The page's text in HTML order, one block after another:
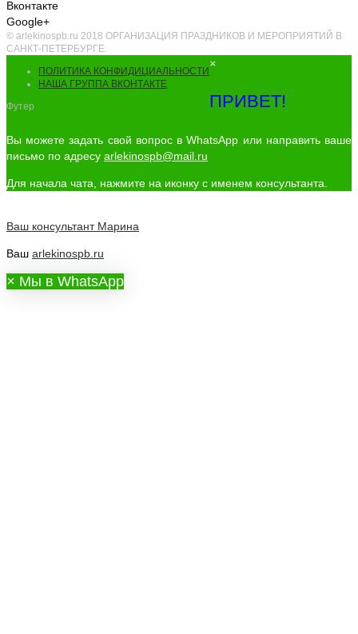
Вконтакте
Google+
© arlekinospb.ru 2018 ОРГАНИЗАЦИЯ ПРАЗДНИКОВ И МЕРОПРИЯТИЙ В
САНКТ-ПЕТЕРБУРГЕ.
ПОЛИТИКА КОНФИДИЦИАЛЬНОСТИ
НАША ГРУППА ВКОНТАКТЕ
Футер
×
ПРИВЕТ!
Вы можете задать свой вопрос в WhatsApp или направить ваше
письмо по адресу arlekinospb@mail.ru
Для начала чата, нажмите на иконку с именем консультанта.
Ваш консультант Марина
Ваш arlekinospb.ru
× Мы в WhatsApp